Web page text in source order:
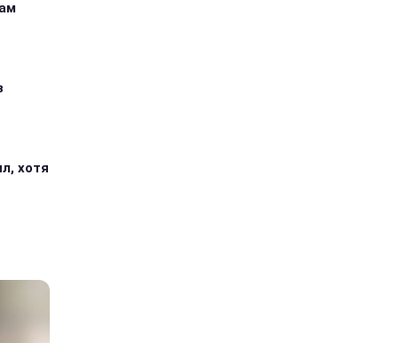
хотя